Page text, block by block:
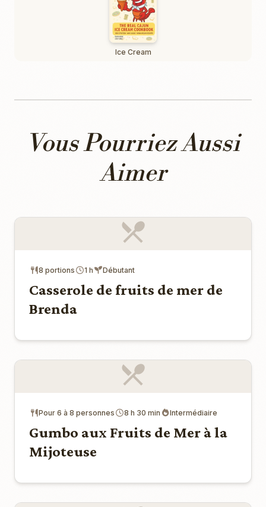
Ice Cream
Vous Pourriez Aussi
Aimer
8 portions 1 h Débutant
Casserole de fruits de mer de
Brenda
Pour 6 à 8 personnes 8 h 30 min Intermédiaire
Gumbo aux Fruits de Mer à la
Mijoteuse